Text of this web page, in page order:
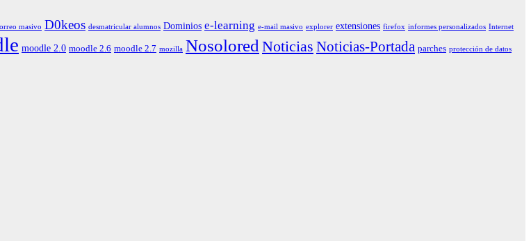
masivo D0keos desmatricular alumnos Dominios e-learning e-mail masivo explorer extensiones firefox informes personalizados Internet
moodle 2.0 moodle 2.6 moodle 2.7 mozilla Nosolored Noticias Noticias-Portada parches protección de datos